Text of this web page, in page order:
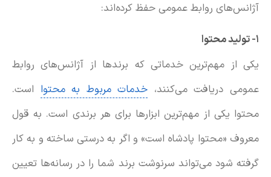
آژانس‌های روابط عمومی حفظ کرده‌اند:
۱- تولید محتوا
یکی از مهم‌ترین خدماتی که برندها از آژانس‌های روابط
عمومی دریافت می‌کنند، خدمات مربوط به محتوا است.
محتوا یکی از مهم‌ترین ابزارها برای هر برندی است. به قول
معروف «محتوا پادشاه است» و اگر به درستی ساخته و به کار
گرفته شود می‌تواند سرنوشت برند شما را در رسانه‌ها تعیین